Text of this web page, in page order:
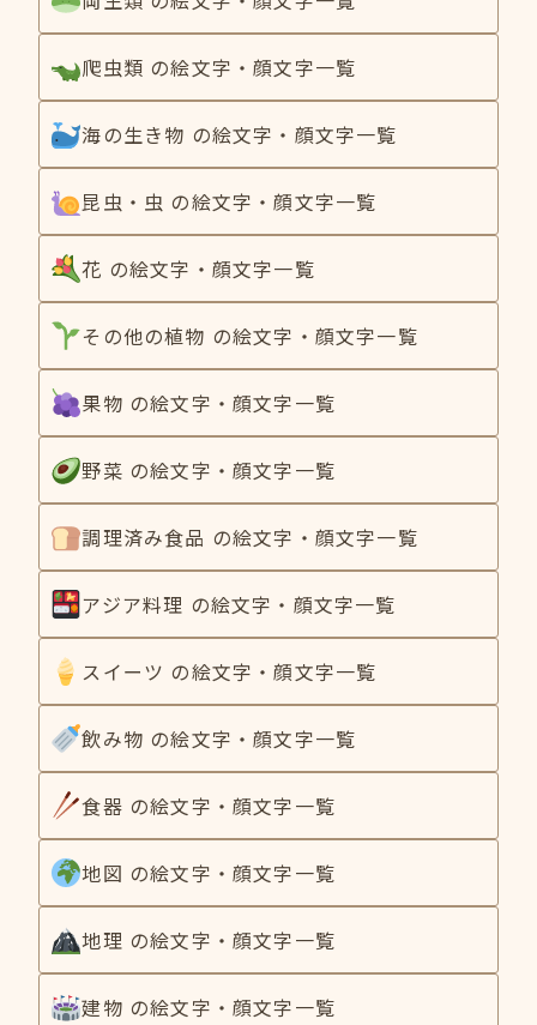
爬虫類 の絵文字・顔文字一覧
海の生き物 の絵文字・顔文字一覧
昆虫・虫 の絵文字・顔文字一覧
花 の絵文字・顔文字一覧
その他の植物 の絵文字・顔文字一覧
果物 の絵文字・顔文字一覧
野菜 の絵文字・顔文字一覧
調理済み食品 の絵文字・顔文字一覧
アジア料理 の絵文字・顔文字一覧
スイーツ の絵文字・顔文字一覧
飲み物 の絵文字・顔文字一覧
食器 の絵文字・顔文字一覧
地図 の絵文字・顔文字一覧
地理 の絵文字・顔文字一覧
建物 の絵文字・顔文字一覧